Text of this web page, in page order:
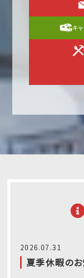
キ
2026.07.31
夏季休暇の